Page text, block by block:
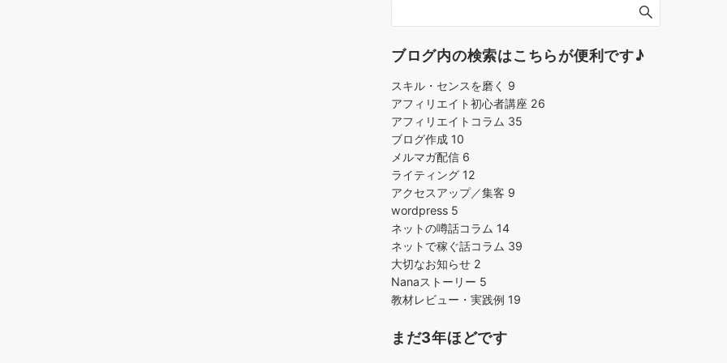
ブログ内の検索はこちらが便利です♪
スキル・センスを磨く 9
アフィリエイト初心者講座 26
アフィリエイトコラム 35
ブログ作成 10
メルマガ配信 6
ライティング 12
アクセスアップ／集客 9
wordpress 5
ネットの噂話コラム 14
ネットで稼ぐ話コラム 39
大切なお知らせ 2
Nanaストーリー 5
教材レビュー・実践例 19
まだ3年ほどです